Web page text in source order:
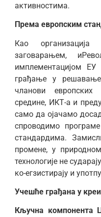
активностима.
Према европским
Као
заговарањем,
имплементацијом ЕУ
грађање у
чланови
средине, ИКТ-а и
само да ојачамо
спроводимо
стандардима.
промене, у
технологије не
ко-егзистирају и
Учешће грађана у
Кључна компонента